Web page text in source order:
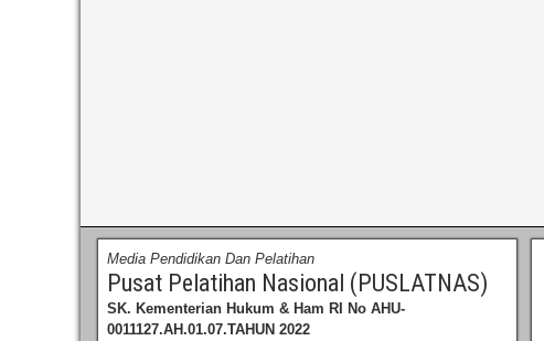
Media Pendidikan Dan Pelatihan
Pusat Pelatihan Nasional (PUSLATNAS)
SK. Kementerian Hukum & Ham RI
No AHU-
0011127.AH.01.07.TAHUN 2022